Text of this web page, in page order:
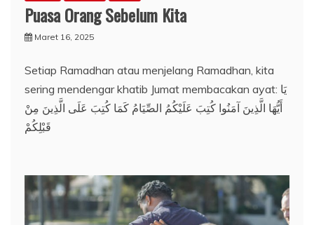
Puasa Orang Sebelum Kita
Maret 16, 2025
Setiap Ramadhan atau menjelang Ramadhan, kita
sering mendengar khatib Jumat membacakan ayat: يَا
أَيُّهَا الَّذِينَ آمَنُوا كُتِبَ عَلَيْكُمُ الصِّيَامُ كَمَا كُتِبَ عَلَى الَّذِينَ مِنْ
قَبْلِكُمْ